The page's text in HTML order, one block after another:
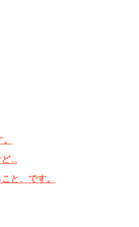
ど…
と、です。